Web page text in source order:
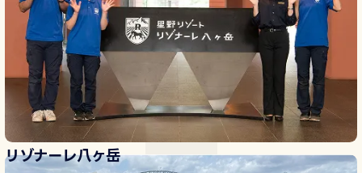
ホテルビジネス英語
ネイティブスピーカーの先生から、英会話やホテルの現場で
よく使う言い回しなどを学び、英語で自分の考えを伝える能
力を身につけます。
リゾナーレ八ヶ岳